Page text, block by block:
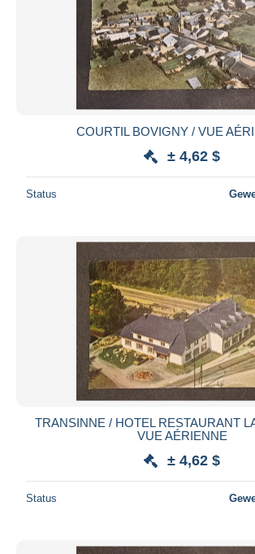
COURTIL BOVIGNY / VUE
± 4,62 $
Status
TRANSINNE / HOTEL RESTAURANT
VUE AÉRIENNE
± 4,62 $
Status